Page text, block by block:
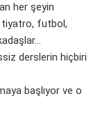
her şeyin
tiyatro, futbol,
derslerin hiçbiri
başlıyor ve o